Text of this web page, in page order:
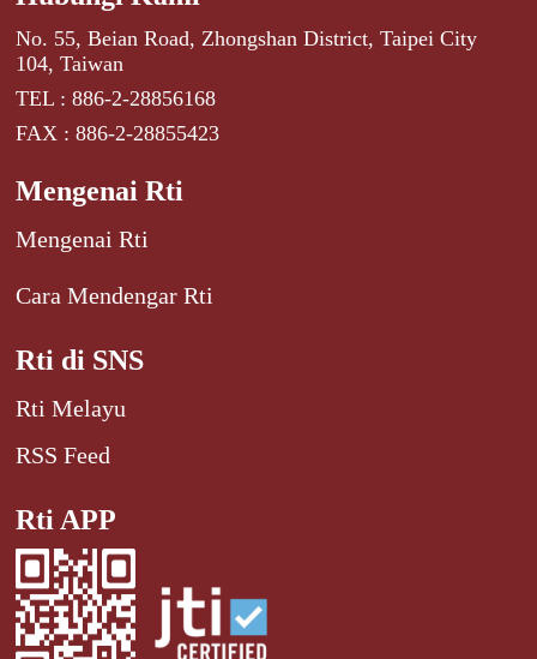
No. 55, Beian Road, Zhongshan District, Taipei City
104, Taiwan
TEL : 886-2-28856168
FAX : 886-2-28855423
Mengenai Rti
Mengenai Rti
Cara Mendengar Rti
Rti di SNS
Rti Melayu
RSS Feed
Rti APP